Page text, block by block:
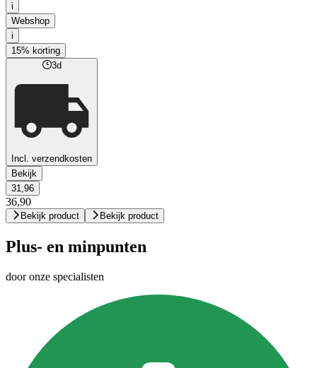
i
Webshop
i
15% korting
3d
Incl. verzendkosten
Bekijk
31,96
36,90
Bekijk product Bekijk product
Plus- en minpunten
door onze specialisten